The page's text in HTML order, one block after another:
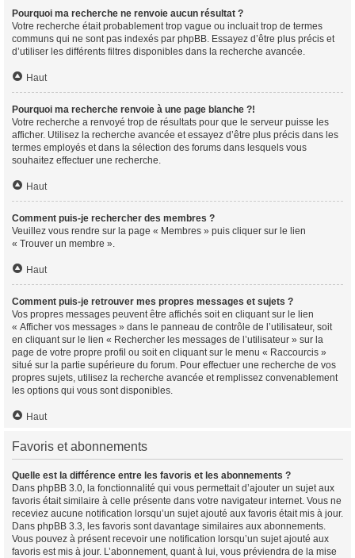
Pourquoi ma recherche ne renvoie aucun résultat ?
Votre recherche était probablement trop vague ou incluait trop de termes
communs qui ne sont pas indexés par phpBB. Essayez d’être plus précis et
d’utiliser les différents filtres disponibles dans la recherche avancée.
Haut
Pourquoi ma recherche renvoie à une page blanche ?!
Votre recherche a renvoyé trop de résultats pour que le serveur puisse les
afficher. Utilisez la recherche avancée et essayez d’être plus précis dans les
termes employés et dans la sélection des forums dans lesquels vous
souhaitez effectuer une recherche.
Haut
Comment puis-je rechercher des membres ?
Veuillez vous rendre sur la page « Membres » puis cliquer sur le lien
« Trouver un membre ».
Haut
Comment puis-je retrouver mes propres messages et sujets ?
Vos propres messages peuvent être affichés soit en cliquant sur le lien
« Afficher vos messages » dans le panneau de contrôle de l’utilisateur, soit
en cliquant sur le lien « Rechercher les messages de l’utilisateur » sur la
page de votre propre profil ou soit en cliquant sur le menu « Raccourcis »
situé sur la partie supérieure du forum. Pour effectuer une recherche de vos
propres sujets, utilisez la recherche avancée et remplissez convenablement
les options qui vous sont disponibles.
Haut
Favoris et abonnements
Quelle est la différence entre les favoris et les abonnements ?
Dans phpBB 3.0, la fonctionnalité qui vous permettait d’ajouter un sujet aux
favoris était similaire à celle présente dans votre navigateur internet. Vous ne
receviez aucune notification lorsqu’un sujet ajouté aux favoris était mis à jour.
Dans phpBB 3.3, les favoris sont davantage similaires aux abonnements.
Vous pouvez à présent recevoir une notification lorsqu’un sujet ajouté aux
favoris est mis à jour. L’abonnement, quant à lui, vous préviendra de la mise